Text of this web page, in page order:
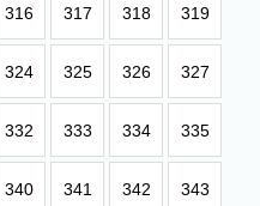
316 317 318 319
324 325 326 327
332 333 334 335
340 341 342 343